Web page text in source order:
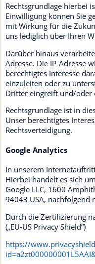
Rechtsgrundlage hierbei
Einwilligung können Sie
mit Wirkung für die
uns lediglich über Ihren
Darüber hinaus
Adresse. Die IP-Adresse
berechtigtes Interesse
einzuleiten oder zu
Dritter eingreift und/oder
Rechtsgrundlage ist in
Unser berechtigtes
Rechtsverteidigung.
Google Analytics
In unserem
Hierbei handelt es sich
Google LLC, 1600
94043 USA, nachfolgend
Durch die Zertifizierung
(„EU-US Privacy Shield“)
https://